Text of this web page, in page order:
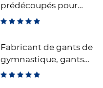
prédécoupés pour
capteurs CGM Dexcom –
adhésifs étanches
Fabricant de gants de
gymnastique, gants
d'entraînement sans